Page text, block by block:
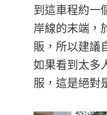
到這車程約一
岸線的末端，
販，所以建議
如果看到太多
服，這是絕對